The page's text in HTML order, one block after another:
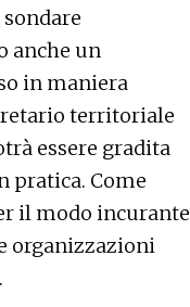
anche un
in maniera
territoriale
essere gradita
pratica. Come
il modo incurante
organizzazioni